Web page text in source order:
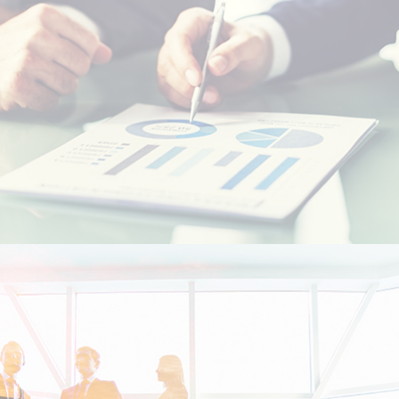
Etudiants Marocains à l'étranger
Marocains Résidents à l’Etranger